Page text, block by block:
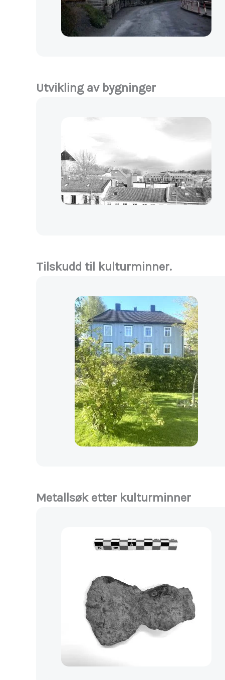
Utvikling av bygninger
Tilskudd til kulturminner.
Metallsøk etter kulturminner